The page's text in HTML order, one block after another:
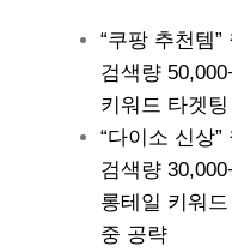
“쿠팡 추천템”
검색량
키워드 타겟팅
“다이소 신상”
검색량
롱테일 키워드
중 공략